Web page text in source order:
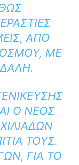
Σ
Σ
ΑΠΌ Ό
ΜΕ Τ
Ο ΝΈΟΣ
ΤΟΥΣ.
ΓΙΑ ΤΟ